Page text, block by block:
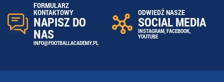
FORMULARZ
KONTAKTOWY
NAPISZ DO
NAS
INFO@FOOTBALLACADEMY.PL
ODWIEDŹ NASZE
SOCIAL MEDIA
INSTAGRAM,FACEBOOK,
YOUTUBE